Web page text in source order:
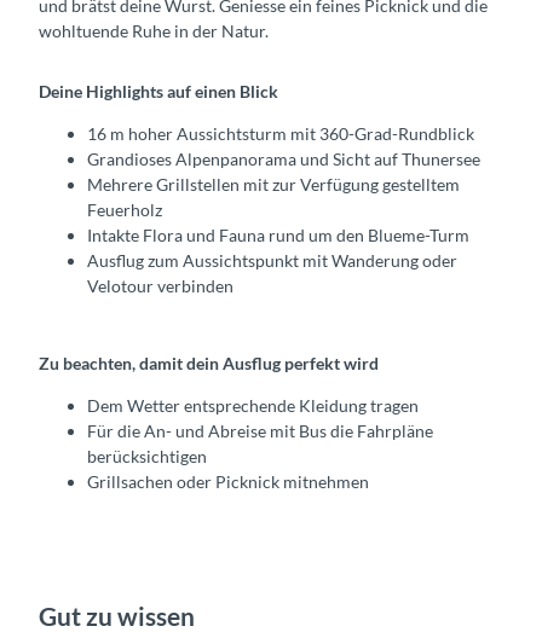
und brätst deine Wurst. Geniesse ein feines Picknick und die
wohltuende Ruhe in der Natur.
Deine Highlights auf einen Blick
16 m hoher Aussichtsturm mit 360-Grad-Rundblick
Grandioses Alpenpanorama und Sicht auf Thunersee
Mehrere Grillstellen mit zur Verfügung gestelltem
Feuerholz
Intakte Flora und Fauna rund um den Blueme-Turm
Ausflug zum Aussichtspunkt mit Wanderung oder
Velotour verbinden
Zu beachten, damit dein Ausflug perfekt wird
Dem Wetter entsprechende Kleidung tragen
Für die An- und Abreise mit Bus die Fahrpläne
berücksichtigen
Grillsachen oder Picknick mitnehmen
Gut zu wissen